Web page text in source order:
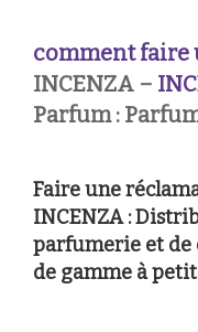
comment faire
INCENZA –
Parfum :
Faire une
INCENZA :
parfumerie et de
de gamme à